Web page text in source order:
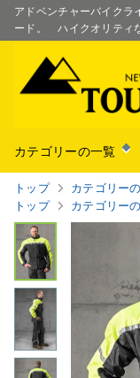
アドベンチャーバイク
ード。 ハイクオリティ
カテゴリーの一覧
トップ カテゴリー
トップ
カテゴリー